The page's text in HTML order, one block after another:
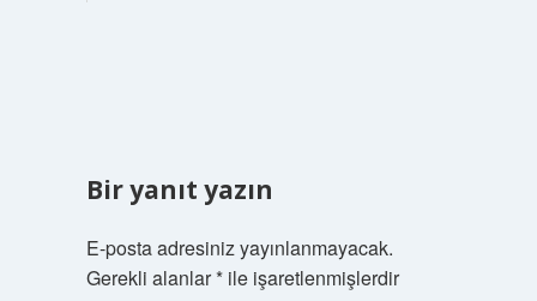
Bir yanıt yazın
E-posta adresiniz yayınlanmayacak.
Gerekli alanlar*ile işaretlenmişlerdir